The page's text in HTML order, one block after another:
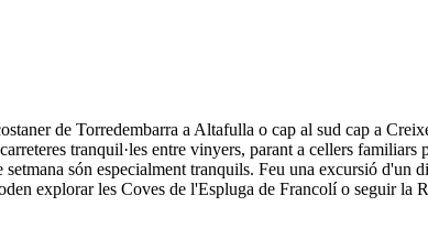
de Torredembarra a Altafulla o cap al sud cap a
tranquil·les entre vinyers, parant a cellers
són especialment tranquils. Feu una excursió d'un
explorar les Coves de l'Espluga de Francolí o seguir la